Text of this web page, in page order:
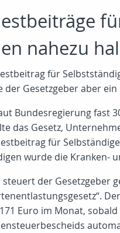
nahezu
für
der Gesetzgeber aber ein
Bundesregierung fast
das Gesetz,
für
wurde die Kranken-
der Gesetzgeber
Euro im Monat,